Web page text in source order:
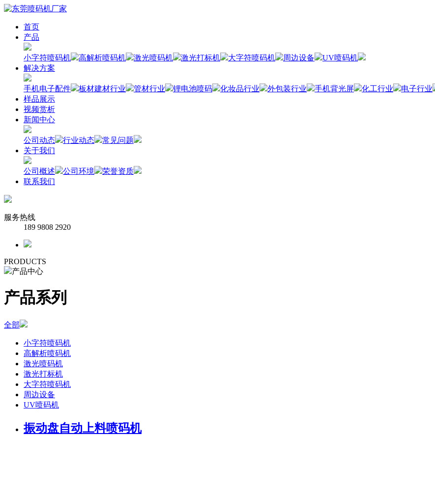
首页
产品
小字符喷码机 高解析喷码机 激光喷码机 激光打标机 大字符喷码机 周边设备
UV喷码机
解决方案
手机电子配件 板材建材行业 管材行业 锂电池喷码 化妆品行业 外包装行业 手机背光屏 化工行业 电子行业
样品展示
视频赏析
新闻中心
公司动态 行业动态
常见问题
关于我们
公司概述 公司环境
荣誉资质
联系我们
服务热线
189 9808 2920
PRODUCTS
产品中心
产品系列
全部
小字符喷码机
高解析喷码机
激光喷码机
激光打标机
大字符喷码机
周边设备
UV喷码机
振动盘自动上料喷码机